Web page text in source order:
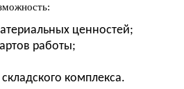
ценностей;
работы;
комплекса.